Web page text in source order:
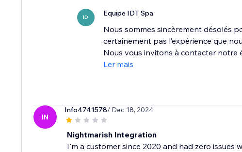
ID Equipe IDT Spa
Nous sommes sincèrement désolés
certainement pas l’expérience que
Nous vous invitons à contacter notre
Ler mais
IN
Info4741578/ Dec 18, 2024
Nightmarish Integration
I'm a customer since 2020 and had zero